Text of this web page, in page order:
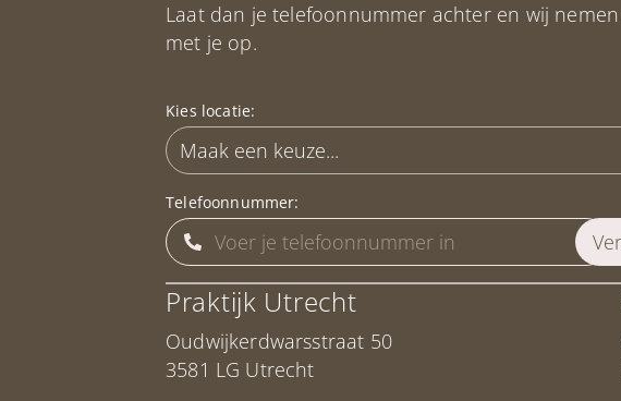
Laat dan je telefoonnummer achter en wij
met je op.
Kies locatie:
Telefoonnummer:
Praktijk Utrecht
Oudwijkerdwarsstraat 50
3581 LG Utrecht